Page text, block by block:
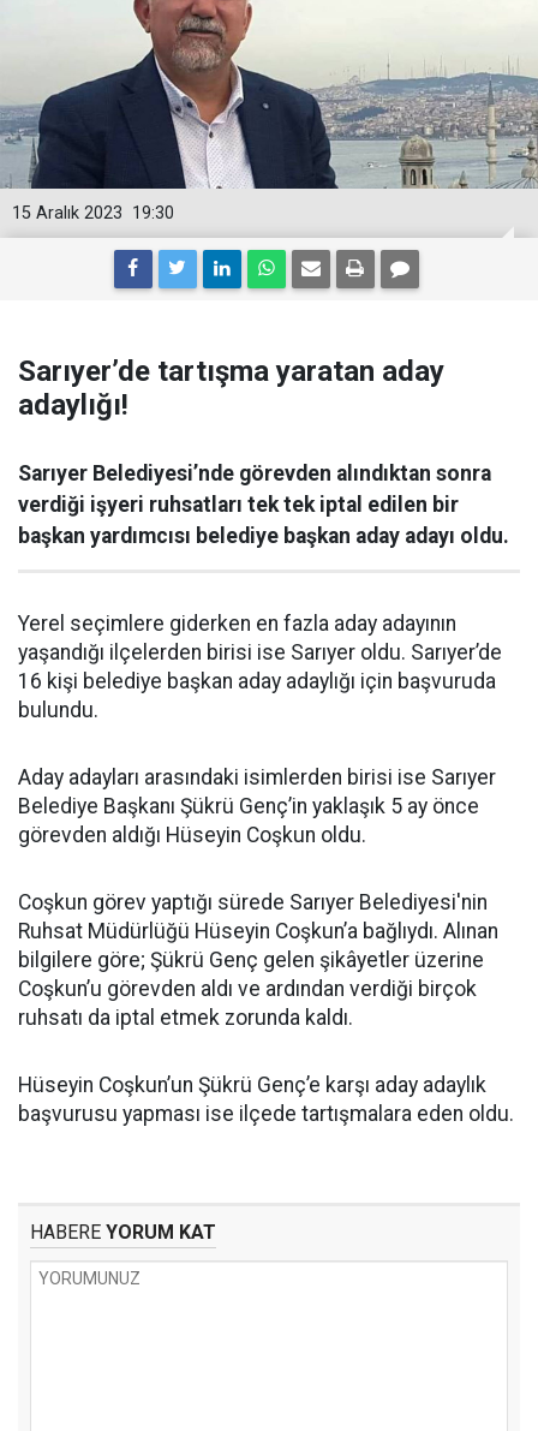
19:30
15 Aralık 2023
Sarıyer’de tartışma yaratan aday
adaylığı!
Sarıyer Belediyesi’nde görevden alındıktan sonra
verdiği işyeri ruhsatları tek tek iptal edilen bir
başkan yardımcısı belediye başkan aday adayı oldu.
Yerel seçimlere giderken en fazla aday adayının
yaşandığı ilçelerden birisi ise Sarıyer oldu. Sarıyer’de
16 kişi belediye başkan aday adaylığı için başvuruda
bulundu.
Aday adayları arasındaki isimlerden birisi ise Sarıyer
Belediye Başkanı Şükrü Genç’in yaklaşık 5 ay önce
görevden aldığı Hüseyin Coşkun oldu.
Coşkun görev yaptığı sürede Sarıyer Belediyesi'nin
Ruhsat Müdürlüğü Hüseyin Coşkun’a bağlıydı. Alınan
bilgilere göre; Şükrü Genç gelen şikâyetler üzerine
Coşkun’u görevden aldı ve ardından verdiği birçok
ruhsatı da iptal etmek zorunda kaldı.
Hüseyin Coşkun’un Şükrü Genç’e karşı aday adaylık
başvurusu yapması ise ilçede tartışmalara eden oldu.
HABERE YORUM KAT